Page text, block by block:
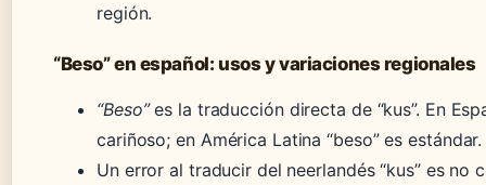
región.
“Beso” en español: usos y variaciones regionales
“Beso”es la traducción directa de “kus”. En
cariñoso; en América Latina “beso” es estándar.
Un error al traducir del neerlandés “kus” es